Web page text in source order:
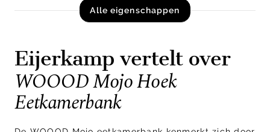
Alle eigenschappen
Eijerkamp vertelt over
WOOOD Mojo Hoek
Eetkamerbank